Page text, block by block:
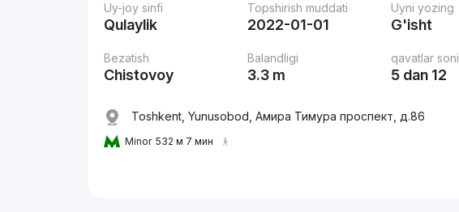
Uy-joy sinfi
Qulaylik
Topshirish muddati
2022-01-01
Uyni yozing
G'isht
Bezatish
Chistovoy
Balandligi
3.3 m
qavatlar soni
5 dan 12
Toshkent, Yunusobod, Амира Тимура проспект, д.86
Minor 532 м 7 мин